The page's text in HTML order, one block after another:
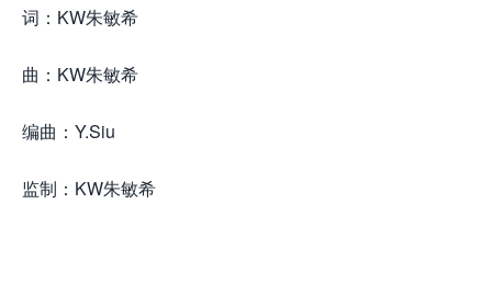
词：KW朱敏希
曲：KW朱敏希
编曲：Y.Siu
监制：KW朱敏希